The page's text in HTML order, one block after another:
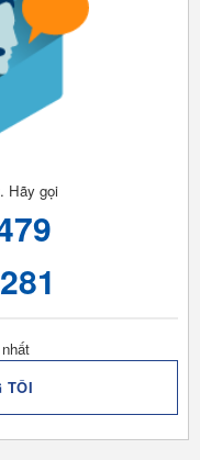
Hãy gọi
TÔI